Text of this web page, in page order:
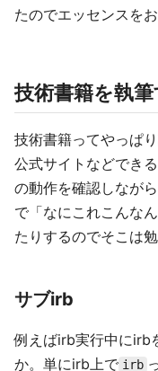
たのでエッセンスを
技術書籍を執
技術書籍ってやっぱ
公式サイトなどでき
の動作を確認しなが
で「なにこれこんな
たりするのでそこは
サブirb
例えばirb実行中にirb
か。単にirb上で irb